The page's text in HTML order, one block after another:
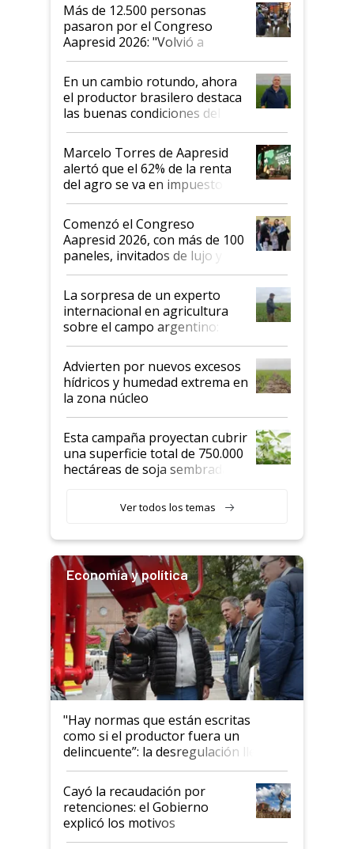
Más de 12.500 personas
pasaron por el Congreso
Aapresid 2026: "Volvió a
demostrar que hablar del
suelo es hablar de todo el
sistema productivo"
En un cambio rotundo, ahora
el productor brasilero destaca
las buenas condiciones del
agro argentino para invertir:
"Los veo más motivados"
Marcelo Torres de Aapresid
alertó que el 62% de la renta
del agro se va en impuestos:
"No es bueno que en
Argentina se sigan discutiendo
las mismas cosas de hace 50
años"
Comenzó el Congreso
Aapresid 2026, con más de 100
paneles, invitados de lujo y
todas las tendencias
La sorpresa de un experto
internacional en agricultura
sobre el campo argentino:
"Estoy muy impresionado"
Advierten por nuevos excesos
hídricos y humedad extrema en
la zona núcleo
Esta campaña proyectan cubrir
una superficie total de 750.000
hectáreas de soja sembradas
variedades que marcan un
salto tecnológico en genética y
Ver todos los temas
Economía y política
"Hay normas que están escritas
como si el productor fuera un
delincuente”: la desregulación llegó
al Congreso Aapresid y hasta se
habló del financiamiento al IPCVA
Cayó la recaudación por
retenciones: el Gobierno
explicó los motivos